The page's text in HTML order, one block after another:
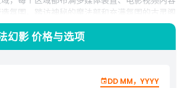
氛围。踏访神秘的魔法部和充满氛围的古灵阁
发现隐藏细节和魔法瞬间。每个空间都邀请您细
完全沉浸在周围的魔法中。历经冒险后，请享用
，这是一位魔法迷必不可少的款待。在离开前，
念品。
幻影 价格与选项
DD MM，YYYY